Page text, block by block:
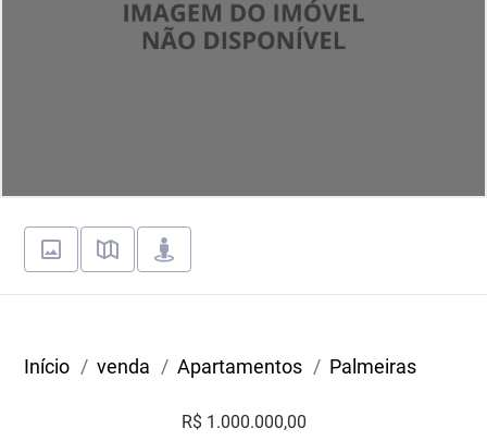
Início venda Apartamentos Palmeiras
R$ 1.000.000,00